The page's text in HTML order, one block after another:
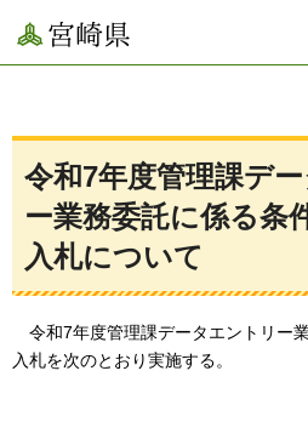
宮崎県
令和7年度管理課デ
ー業務委託に係る条
入札について
令和7年度管理課データエントリー
入札を次のとおり実施する。